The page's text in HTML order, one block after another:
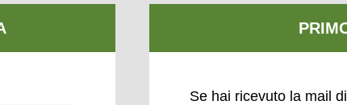
Se hai ricevuto la mail di